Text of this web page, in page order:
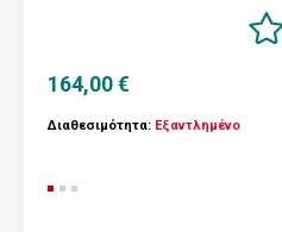
164,00 €
Διαθεσιμότητα: Εξαντλημένο